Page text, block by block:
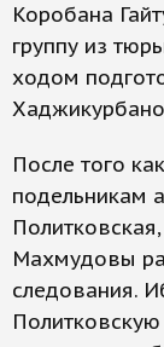
Коробана
группу из
ходом
После того
подельникам
Махмудовы
следования.